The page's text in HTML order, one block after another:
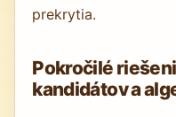
prekrytia.
Pokročilé
kandidátov a